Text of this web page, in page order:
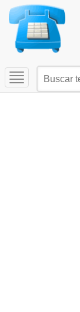
Toggle
navigation